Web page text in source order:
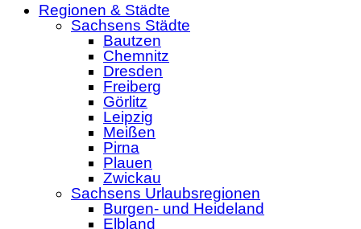
Regionen & Städte
Sachsens Städte
Bautzen
Chemnitz
Dresden
Freiberg
Görlitz
Leipzig
Meißen
Pirna
Plauen
Zwickau
Sachsens Urlaubsregionen
Burgen- und Heideland
Elbland